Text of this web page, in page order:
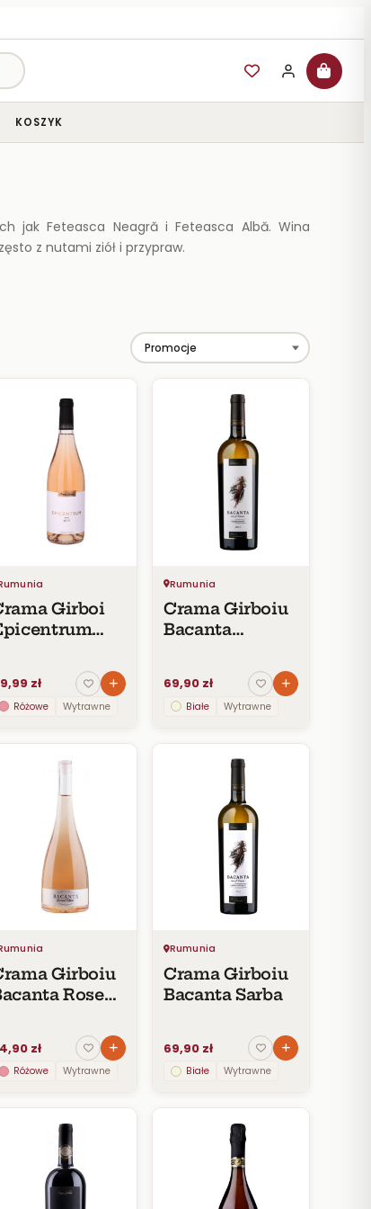
KOSZYK
jak Feteasca Neagră i Feteasca Albă. Wina
z nutami ziół i przypraw.
Girboi
zł
Różowe Wytrawne
Rumunia
Crama Girboiu
Bacanta
69,90 zł
Białe Wytrawne
Girboiu
Rose
zł
Różowe Wytrawne
Rumunia
Crama Girboiu
Bacanta Sarba
69,90 zł
Białe Wytrawne